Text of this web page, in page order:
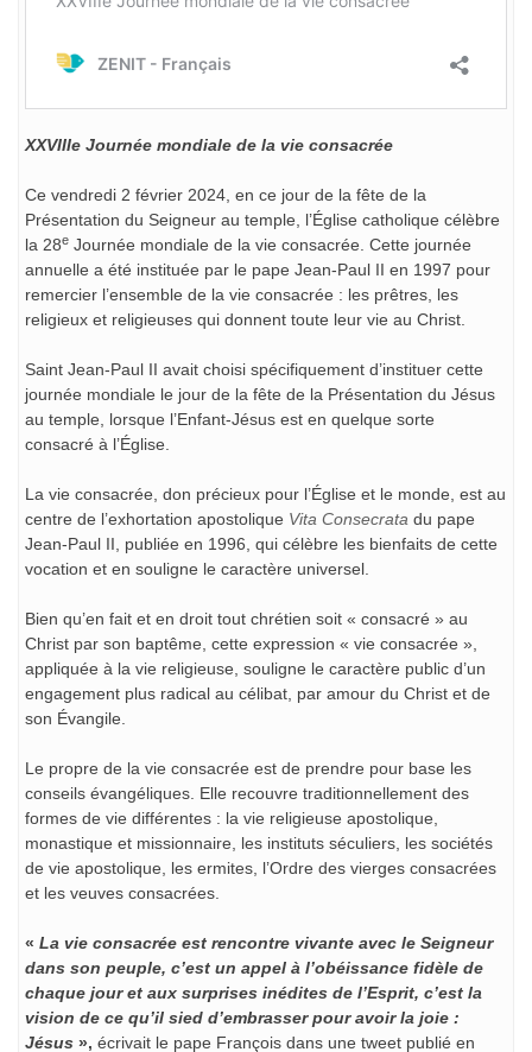
XXVIIIe Journée mondiale de la vie consacrée
Ce vendredi 2 février 2024, en ce jour de la fête de la
Présentation du Seigneur au temple, l’Église catholique célèbre
la 28e Journée mondiale de la vie consacrée. Cette journée
annuelle a été instituée par le pape Jean-Paul II en 1997 pour
remercier l’ensemble de la vie consacrée : les prêtres, les
religieux et religieuses qui donnent toute leur vie au Christ.
Saint Jean-Paul II avait choisi spécifiquement d’instituer cette
journée mondiale le jour de la fête de la Présentation du Jésus
au temple, lorsque l’Enfant-Jésus est en quelque sorte
consacré à l’Église.
La vie consacrée, don précieux pour l’Église et le monde, est au
centre de l’exhortation apostolique Vita Consecrata du pape
Jean-Paul II, publiée en 1996, qui célèbre les bienfaits de cette
vocation et en souligne le caractère universel.
Bien qu’en fait et en droit tout chrétien soit « consacré » au
Christ par son baptême, cette expression « vie consacrée »,
appliquée à la vie religieuse, souligne le caractère public d’un
engagement plus radical au célibat, par amour du Christ et de
son Évangile.
Le propre de la vie consacrée est de prendre pour base les
conseils évangéliques. Elle recouvre traditionnellement des
formes de vie différentes : la vie religieuse apostolique,
monastique et missionnaire, les instituts séculiers, les sociétés
de vie apostolique, les ermites, l’Ordre des vierges consacrées
et les veuves consacrées.
« La vie consacrée est rencontre vivante avec le Seigneur
dans son peuple, c’est un appel à l’obéissance fidèle de
chaque jour et aux surprises inédites de l’Esprit, c’est la
vision de ce qu’il sied d’embrasser pour avoir la joie :
Jésus », écrivait le pape François dans une tweet publié en